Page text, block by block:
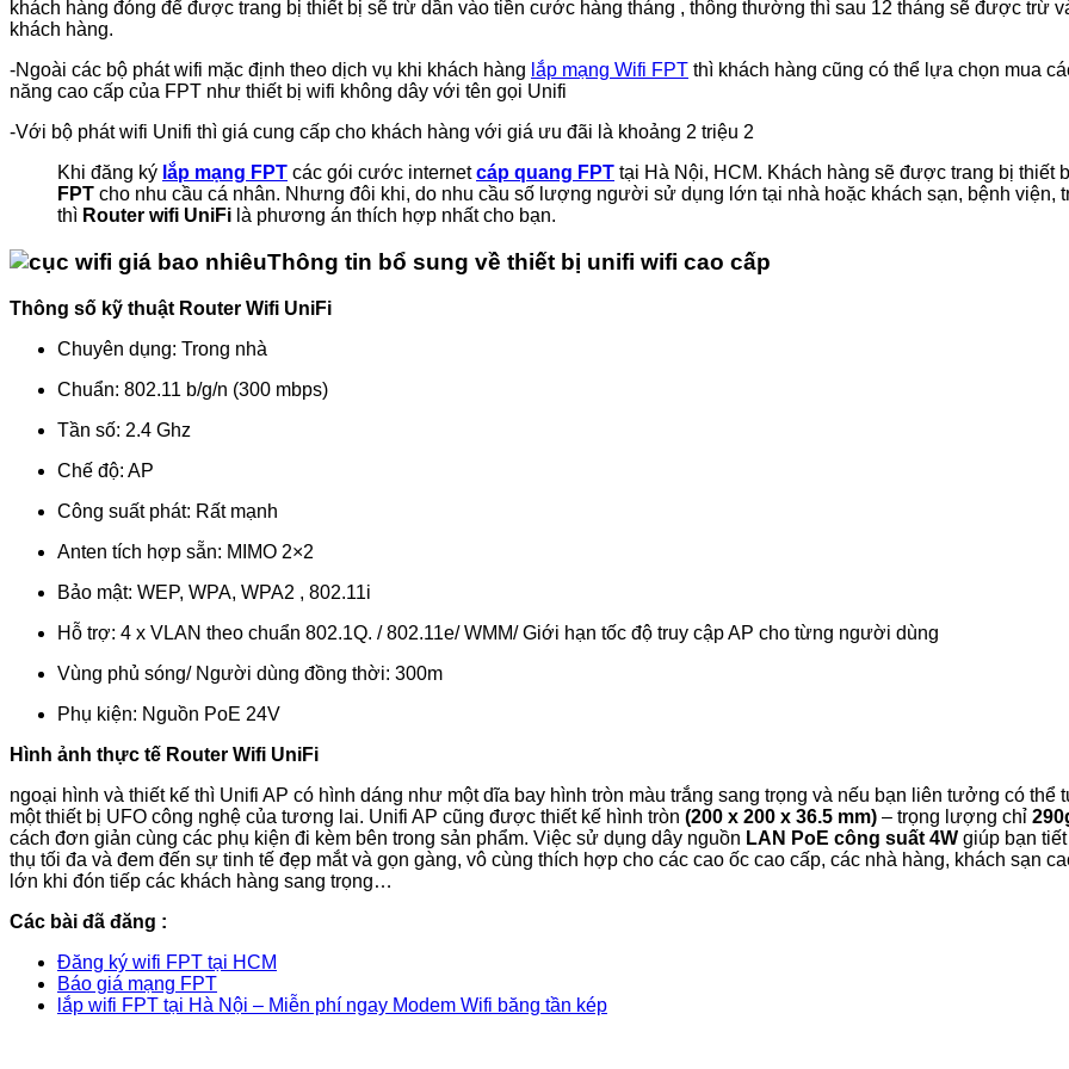
khách hàng đóng để được trang bị thiết bị sẽ trừ dần vào tiền cước hàng tháng , thông thường thì sau 12 tháng sẽ được trừ
khách hàng.
-Ngoài các bộ phát wifi mặc định theo dịch vụ khi khách hàng lắp mạng Wifi FPT thì khách hàng cũng có thể lựa chọn mua
năng cao cấp của FPT như thiết bị wifi không dây với tên gọi Unifi
-Với bộ phát wifi Unifi thì giá cung cấp cho khách hàng với giá ưu đãi là khoảng 2 triệu 2
Khi đăng ký lắp mạng FPT các gói cước internetcáp quang FPT tại Hà Nội, HCM. Khách hàng sẽ được trang bị thiết
FPT cho nhu cầu cá nhân. Nhưng đôi khi, do nhu cầu số lượng người sử dụng lớn tại nhà hoặc khách sạn, bệnh
thì Router wifi UniFi là phương án thích hợp nhất cho bạn.
Thông tin bổ sung về thiết bị unifi wifi cao cấp
Thông số kỹ thuật Router Wifi UniFi
Chuyên dụng: Trong nhà
Chuẩn: 802.11 b/g/n (300 mbps)
Tần số: 2.4 Ghz
Chế độ: AP
Công suất phát: Rất mạnh
Anten tích hợp sẵn: MIMO 2×2
Bảo mật: WEP, WPA, WPA2 , 802.11i
Hỗ trợ: 4 x VLAN theo chuẩn 802.1Q. / 802.11e/ WMM/ Giới hạn tốc độ truy cập AP cho từng người dùng
Vùng phủ sóng/ Người dùng đồng thời: 300m
Phụ kiện: Nguồn PoE 24V
Hình ảnh thực tế Router Wifi UniFi
ngoại hình và thiết kế thì Unifi AP có hình dáng như một dĩa bay hình tròn màu trắng sang trọng và nếu bạn liên tưởng có
một thiết bị UFO công nghệ của tương lai. Unifi AP cũng được thiết kế hình tròn (200 x 200 x 36.5 mm) – trọng lượng chỉ
cách đơn giản cùng các phụ kiện đi kèm bên trong sản phẩm. Việc sử dụng dây nguồn LAN PoE công suất 4W giúp bạn
thụ tối đa và đem đến sự tinh tế đẹp mắt và gọn gàng, vô cùng thích hợp cho các cao ốc cao cấp, các nhà hàng, khách sạn
lớn khi đón tiếp các khách hàng sang trọng…
Các bài đã đăng :
Đăng ký wifi FPT tại HCM
Báo giá mạng FPT
lắp wifi FPT tại Hà Nội – Miễn phí ngay Modem Wifi băng tần kép